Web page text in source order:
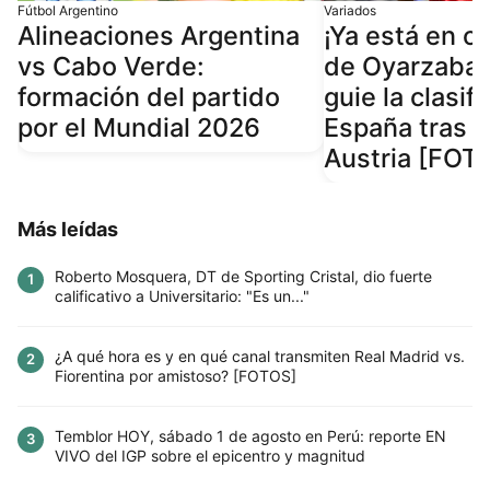
Fútbol Argentino
Alineaciones Argentina
vs Cabo Verde:
formación del partido
por el Mundial 2026
Variados
¡Ya está en
de
guie la
España tras
Austria
Más leídas
1
Roberto Mosquera, DT de Sporting Cristal, dio fuerte
calificativo a Universitario: "Es un..."
2
¿A qué hora es y en qué canal transmiten Real Madrid vs.
Fiorentina por amistoso? [FOTOS]
3
Temblor HOY, sábado 1 de agosto en Perú: reporte EN
VIVO del IGP sobre el epicentro y magnitud